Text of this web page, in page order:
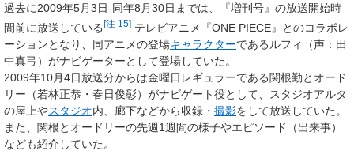
過去に2009年5月3日-同年8月30日までは、『増刊号』の放送開始時
間前に放送している[注 15] テレビアニメ『ONE PIECE』とのコラボレ
ーションとなり、同アニメの登場キャラクターであるルフィ（声：田
中真弓）がナビゲーターとして登場していた。
2009年10月4日放送分からは金曜日レギュラーである関根勤とオード
リー（若林正恭・春日俊彰）がナビゲート役として、スタジオアルタ
の屋上やスタジオ内、廊下などから収録・ 撮影をして放送していた。
また、関根とオードリーの先週1週間の様子やエピソード（出来事）
なども紹介していた。